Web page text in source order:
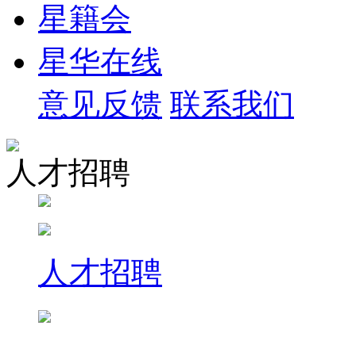
星籍会
星华在线
意见反馈 联系我们
人才招聘
人才招聘